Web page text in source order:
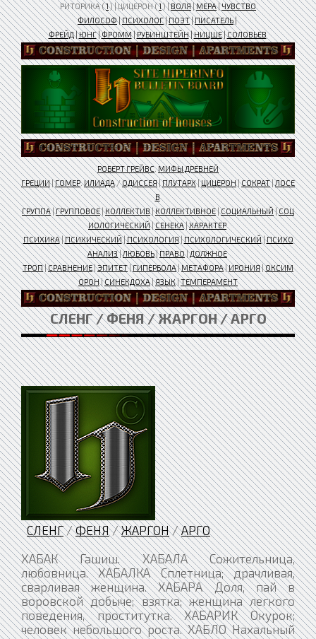
РИТОРИКА (1) | ЦИЦЕРОН (1) |ВОЛЯ|МЕРА|ЧУВСТВО
ФИЛОСОФ|ПСИХОЛОГ|ПОЭТ|ПИСАТЕЛЬ|
ФРЕЙД|ЮНГ|ФРОММ|РУБИНШТЕЙН|НИЦШЕ|СОЛОВЬЕВ
РОБЕРТ ГРЕЙВС.МИФЫ ДРЕВНЕЙ
ГРЕЦИИ|ГОМЕР.ИЛИАДА/ОДИССЕЯ|ПЛУТАРХ|ЦИЦЕРОН|СОКРАТ|ЛОСЕ
В
ГРУППА|ГРУППОВОЕ|КОЛЛЕКТИВ|КОЛЛЕКТИВНОЕ|СОЦИАЛЬНЫЙ|СОЦ
ИОЛОГИЧЕСКИЙ|СЕНЕКА|ХАРАКТЕР
ПСИХИКА|ПСИХИЧЕСКИЙ|ПСИХОЛОГИЯ|ПСИХОЛОГИЧЕСКИЙ|ПСИХО
АНАЛИЗ|ЛЮБОВЬ|ПРАВО|ДОЛЖНОЕ
ТРОП|СРАВНЕНИЕ|ЭПИТЕТ|ГИПЕРБОЛА|МЕТАФОРА|ИРОНИЯ|ОКСИМ
ОРОН|СИНЕКДОХА|ЯЗЫК|ТЕМПЕРАМЕНТ
СЛЕНГ / ФЕНЯ / ЖАРГОН / АРГО
СЛЕНГ/ФЕНЯ/ЖАРГОН/АРГО
ХАБАК Гашиш. ХАБАЛА Сожительница, любовница. ХАБАЛКА Сплетница; драчливая, сварливая женщина. ХАБАРА Доля, пай в воровской добыче; взятка; женщина легкого поведения, проститутка. ХАБАРИК Окурок; человек небольшого роста. ХАБЛО Нахальный человек; начальник режима тюрьмы. ХАВА Рот; ноздри; продукты питания; женские половые органы, влагалище. ХАВАТЬ Есть; глотать, заглатывать. ХАВАТЬ ВМЕСТЕ Во всем делиться с товарищем. ХАВЕР Мужчина; любовник. ХАВЕРКА Майка. ХАВИР Посторонний человек, которому карманный вор в случае опасности подбрасывает краденое. ХАВИРА, ХАВЕРА Воровской притон; компания блатных; тайник; квартира, комната. ХАВКА Женщина; продукты питания; собака; ничтожество (о человеке). ХАВЛО Рот. ХАВРЫ Деньги. ХАВЫРКА Влагалище. ХАЕВАТЬ Шуметь, громко разговаривать; возмущаться, проявлять недовольство. ХАЗА Притон; квартира. ХАЗАР Заключенный, занимающий в камере главенствующие положение; палач; узда; намордник. ХАЙ Крик, шум; возмущение, недовольство, заявление потерпевшего в милицию; кульминационный момент действия наркотика. ХАЙЛО Рот; нахальный человек; полное лицо. ХАЙНУТЬ Выпить, глотнуть. ХАЙРАСТЫЙ Длинноволосый. ХАК Слабохарактерный человек. ХАЛА Взятка. ХАЛАБДО Милиционер. ХАЛАТ Шинель; пальто; смирительная рубашка. ХАЛВА Гашиш; испражнения. ХАЛДА Грубый, дерзкий человек. ХАЛДЕЙ Официант; педагог общеобразовательной школы в ИТУ; личный шофер; человек на побегушках. ХАЛТУРА Кража из квартиры, в которой находится покойник; похороны. ХАЛЯВА Опустившаяся проститутка; удовлетворение потребностей за чужой счет, бесплатно; воровка; девушка, женщина; что-либо легко доступное, необременительное. ХАЛЯТЬ Медленно идти, брести. ХАМ Заключенный, совершающий кражи продуктов питания у своих; мужской половой член. ХАМАТЬ Есть. ХАМИ Женские половые органы; мусульманин. ХАМРИТЬ Совершать половой акт; ласкать половые органы партнерши (действия активной лесбиянки). ХАНА Безвыходное положение, конец; смерть. ХАНГАЙ Богатый человек; авторитетный человек. ХАНДРА Наркотик; состояние наркотического голода. ХАНЖИК Заключенный, торгующий в ИТУ запрещенными предметами. ХАНЖИСТ Жадный, скаредный человек. ХАНИ Наркотики; наркоманка. ХАНКА Политура (суррогат спиртного); спиртное; наркотики. ХАНОБИ Гашиш. ХАНС-МАНС Ничего особенного, так себе. ХАНУРИК Пьяница. ХАНЫГА Опустившийся пьяница; бродяга. ХАНЬ Китаец; спиртное. ХАПА Удача. ХАПКА Настой опия. ХАПОК Рывок, какое-либо резкое движение; выхватывание чего-либо из рук жертвы, срывание головных уборов и т.п. действия грабителя. ХАРАКТЕР Слабое место у партнера по игре в карты. ХАРАЛ Место встречи; компания, сборище, собрание. ХАРАТКА Завистливая женщина. ХАРЕ, ХАРЭ Хватит, достаточно; хорошо, нормально. ХАРЕВО Акт мужеложства; половой акт; женщина. ХАРЕК Сожительница; проститутка; пассивный гомосексуалист; жертва гомосексуалиста-насильника. ХАРЕКРИШНИЧАТЬ— притворяться истинно верующим в Бога. ХАРИТЬ В ТУЗА Совершать акт мужеложства. ХАРИУС Женщина как объект полового сношения. ХАРКА Любовница, сожительница. ХАРТАН Передача продуктов питания в тюрьму, ИТУ. ХАРЧИСТ Нахлебник. ХАТА Воровской притон; камера в изоляторе. ХА-ХА, ХИ-ХИ Сумасшедший, психически ненормальный человек; психиатрическая экспертиза. ХВОРЫЙ Опытный, хитрый. ХВОСТ Нераскрытое преступление; преследователь; слежка; дети. ХВОСТАНУТЬСЯ Оговорить себя; умереть. ХВОСТОМ НАКРЫТЬСЯ Избежать наказания, уйти от ответственности. ХВОСТО ПРОМЕСТИ (ПОМЕСТИ) Скрыться после совершения преступления; пустить ложный слух. ХВОСТОМ ШАРКНУТЬ Умереть. ХВОСТ (ХВОСТА) ПОДНИМАТЬ Совершать преступления в одиночку, вопреки воле группы; задираться, злиться; не подчиняться. ХВОСТ ПРИЩЕМИТЬ Припугнуть. ХЕЗАТЬ Трусить, бояться; испражняться; вилять, выкручиваться. ХЕЗНИК, ХЕЗАЛЬНИК Туалет; анальное отверстие. ХЕМ Река. ХЕМА Дыра; пещера; укрытие. ХЕР Неавторитетный человек; мужской половой член. ХЕРОВО Плохо, неудачно. ХИБА Копия ювелирного изделия; мошенник. ХИБР, ХИБАР Крик, шум; скандал. ХИВРИЧ Неуживчивый, скандальный человек. ХИВРО Тайник для хранения краденого. ХИЛЯТЬ Идти, брести; выдавать себя за другого; соответствовать каким-либо требованиям, условиям. ХИЛЯТЬ ПО СУШЕ Идти безопасным маршрутом; избегать опасности, риска. ХИМАНЬ Ночлег; притон. ХИМАТЬ Спать. ХИМИК Самогонщик; человек, условно освобожденный или условно досрочно освобожденный из ИТУ, принудительно работающий на предприятии народного хозяйства; обманщик, лгун; мошенник, аферист. ХИМИЧИТЬ Мошенничать. ХИМИЯ ПО-ЧЕРНОМУ— промышленный объект, где творится произвол уголовников над физически более слабыми осужденными мужчинами и женщинами, посланные по УДО «на химию». ХИМЛЯ Взятка, посредник при даче взятки. ХИНЖ Сигнал тревоги, опасности. ХИПА Девушка, женщина легкого поведения; проститутка; влагалище; печка. ХИПАК Вызывающе одетый человек. ХИПЕЖ, ХИПИЖ, ХИПИШ Массовые беспорядки в ИТУ; драка; скандал; крик, шум. ХИПЕЖИТЬ Кричать, орать. ХИПЕЖНЫЙ Шумный, драчливый, скандальный. ХИПЕС Вид мошенничества, при котором женщина завлекает мужчину-жертву на квартиру, где сообщники обворовывают его или, шантажируя, вымогают ценности. Один из сообщников выступает, как правило, в роли оскорбленного мужа, брата и т.п. ХИППИ Тунеядец; опустившийся пьяница, наркоман; бродяга, бомж. ХИППОВАТЬ Бездельничать; бродяжничать. ХИППОВЫЙ Модный; неряшливо одетый. ХИПП-ПАРАД Сборище, компания хиппи. ХИРКА Девушка. ХИТА Беда, несчастье; китаец. ХИТЛ Жертва; безнадежно больной человек. ХИТЛОВЫЙ Невезучий, неудачный. ХИТРОЖОПЫЙ, ХИТРОЖОПИСТЫЙ Осторожный человек; ловчила; приспособленец; лгун, обманщик. ХЛАМ Пожилой человек. ХЛАП Валет (игральная карта). ХЛАПАТЬ Молчать. ХЛЕБАЛЬНИК, ХЛЕБАЛО Ложка; рот; женские половые органы, влагалище. ХЛЕБАТЬ Проходить по уголовному делу. ХЛЕБНАЯ КСИВА — партийный билет члена КПСС. ХЛЕБНЫЕ ЛАВОЧКИ Место, где проститутки ищут клиентов. ХЛЕБОРЕЗКА, ХЛЕБОБРАНКА Рот. ХЛЕБУРНЫЙ Пьяный. ХЛЕСТАТЬСЯ Хвастаться; драться. ХЛИМ ДЕЛАТЬ Отправляться на кражу. ХЛИТЬ, ХЛЫТЬ Идти. ХЛО Заключенный, работающий в хозобслуге ИТУ. ХЛОБЫСНУТЬ Выпить спиртное залпом. ХЛОПАЛКИ Глаза; уши. ХЛОПАЛЬНИК Рот; нос. ХЛОПАТЬ Искать материально обеспеченного сожителя, любовника. ХЛОПЕЦ Несовершеннолетний преступник. ХЛОПНУТЬ Выпить спиртное; ударить; растрелять. ХЛОПУШ Лгун. ХЛОПУША Ласковая, хозяйственная женщина. ХЛУБА Хлам, мусор; болезнь. ХЛЫНА Огнестрельное оружие; пожилая женщина. ХЛЫНДАТЬ Бесцельно ходить. Хлыст - пистолет ХЛЮЗДА Ненадежный человек; трус. ХЛЮСТ Наглый дерзкий человек; незнакомый неизвестный человек. ХЛЯТЬ Выдавать себя за простачка, непонимающего. ХМАРА Женщина; утро. ХМЕЛИТЬСЯ Пить спиртное, пьянствовать. ХМУРДИТЬ Болеть; плохо себя чувствовать. ХМЫРЬ Мастер на производстве; работник столовой, совершающий кражи продуктов; неуважаемый, неавторитетный человек; ничтожество (о человеке). ХОББИ Мужской половой член; обман, ложь. ХОББИСТ Лгун; ловелас, волокита; мужчина с большим половым членом. ХОБОТ Нос; длительный срок лишения свободы; мужской половой член; шея. ХОВА Рука; карман; влагалище. ХОВАТЬ, ХОВЕРИТЬ, ХОВЫРИТЬ Прятать; хоронить, прятать труп жертвы. ХОВЫРА, ХОВИРА Женщина, укрывающая краденое. ХОВЫРНИК Вор, утаивший часть у сообщников. ХОДИК Постовой милиционер. ХОДИТЬ Находиться в бегах (о заключенном или арестованном, совершившем побег); воровать, грабить. ХОДИТЬ В КОРЕННУЮ Совершать преступления с сообщником, помощником ХОДИТЬ НА ДОБРОЕ УТРО Совершать квартирные кражи в утреннее время через открытые окна, форточки. ХОДИТЬ НА ОГОНЕК Совершать квартирные кражи в вечернее время, определяя отсутствие хозяев по отсутствии света в окнах. ХОДИТЬ НА ОСОБНЯК Совершать преступления в одиночку. ХОДИТЬ НА САДИЛОВКУ Совершать карманные кражи во время посадки людей в общественный транспорт. ХОДИТЬ НА ЦЫРЛАХ Пресмыкаться, заискивать. ХОДИТЬ ПО БРИТВЕ (ЛЕЗВИЮ) Быть осторожным, недоверчивым. ХОДИТЬ ПО ВЕРХАМ Совершать кражи из наружных карманов. ХОДИТЬ ПО ВТОРЫМ ВИСЯЧИМ Хвастаться. ХОДИТЬ ПО МУЗЫКЕ Говорить на воровском жаргоне; воровать. ХОДИТЬ ПО ТРУПАМ Совершать кражи, грабежи, разбои на кладбищах; грабить пьяных. ХОДИТЬ ПО ШИРМЕ Совершать карманные кражи. ХОДКА Судимость с лишением свободы; татуированный крестик на запястье у основания пальца. ХОДКА ПЕРВАЯ (ВТОРАЯ, ТРЕТЬЯ и т.д.) Первая (вторая, третья и т.д.) судимость с лишением свободы. ХОДОК Вольнонаемный работник ИТУ, доставляющий за вознаграждение запрещенные предметы заключенным; перевозчик наркотиков. ХОДЫ, ХОДУЛИ Ноги. ХОЗЯИН Начальник ИТУ, тюрьмы; содержатель притона; главарь воровской группы; тюрьма, изолятор. ХОЗЯИН БОЛЬШОЙ ЗОНЫ И.В. Сталин ХОЗЯЙКА Заключенный, занимающийся в ИТУ стиркой белья, приготовлением пищи; швабра; игла медицинского шприца; начальник женского ИТУ. ХОЗЯЙКА МОХНАТОГО КОТЛОВАНА Начальник женского ИТУ. ХОЙ Тайник. ХОЛЕРА Враг, противник; ненадежный человек; грипп, воспаление легких. ХОЛИТЬ Совершать половой акт. ХОЛОДИЛЬНИК Полная женщина. ХОЛОДНО Сигнал: все готово, можно начинать - опасности нет. ХОЛОП Помощник, беспрекословный исполнитель; работник физического труда; человек, не имеющий своего мнения; подхалим; трус; человек на побегушках. ХОМУТ Обвинение в совершении преступления; срок лишения свободы; швея; применение или угроза применения силы; венерическое заболевание; геморрой. ХОМУТАТЬ, ХОМУТИТЬ Присваивать; воровать. ХОМУТНИК Убийца-душитель. ХОМУТНУТЬ Схватить жертву сзади за горло. ХОМУТ ПОСАДИТЬ Заразиться венерическим заболеванием. ХОМЯК Сотрудник ИТУ, ведающий снабжением; толстый, малоподвижный человек; бездельник; добродушный, неунывающий человек. ХОМЯЧОК Ребенок, одежда которого является объектом кражи; несовершеннолетняя жертва гомосексуалиста-насильника. ХОНОРИСТ Ловкий, удачливый вор. ХОП! Восклицание, выражающее согласие, одобрение. ХОРЕК Грязный, нечистоплотный человек; вор, совершающий кражи домашней птицы. ХОРИЦА Женщина легкого поведения, предпочитающая групповые половые сношения; минетчица. ХОРОВОД Груповое половое сношение гомосексуалистов; воровская группа. ХОРОВОДИТЬ Состоять в преступной группе; совершать преступления группой; руководить. ХОРОВОДНЫЙ Член воровской гр